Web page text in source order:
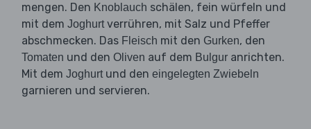
mengen. Den Knoblauch schälen, fein würfeln und
mit dem Joghurtverrühren, mit Salz und Pfeffer
abschmecken. Das Fleisch mit den Gurken, den
Tomaten und den Oliven auf dem Bulgur anrichten.
Mit dem Joghurtund den eingelegten Zwiebeln
garnieren und servieren.